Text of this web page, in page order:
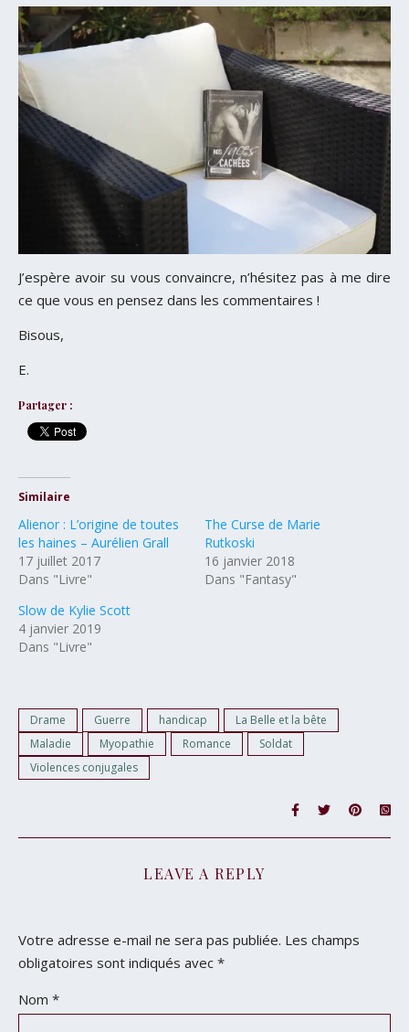
J’espère avoir su vous convaincre, n’hésitez pas à me dire
ce que vous en pensez dans les commentaires !
Bisous,
E.
Partager :
Similaire
Alienor : L’origine de toutes
les haines – Aurélien Grall
17 juillet 2017
Dans "Livre"
The Curse de Marie
Rutkoski
16 janvier 2018
Dans "Fantasy"
Slow de Kylie Scott
4 janvier 2019
Dans "Livre"
Drame Guerre handicap
La Belle et la bête
Maladie
Myopathie Romance
Soldat
Violences conjugales
LEAVE A REPLY
Votre adresse e-mail ne sera pas publiée. Les champs
obligatoires sont indiqués avec *
Nom *